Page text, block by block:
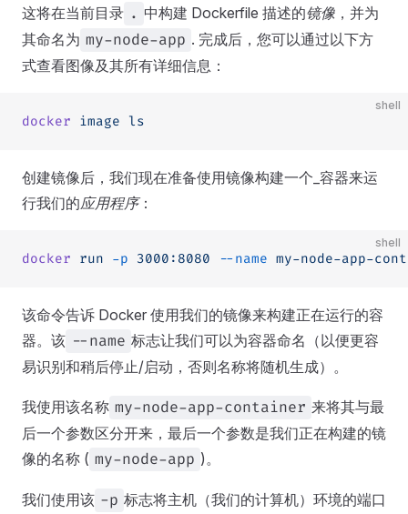
这将在当前目录 . 中构建 Dockerfile 描述的镜像 ，并为
其命名为 my-node-app . 完成后，您可以通过以下方
式查看图像及其所有详细信息：
shell
docker image ls
创建镜像后，我们现在准备使用镜像构建一个_容器来运
行我们的应用程序：
shell
docker run -p 3000:8080 --name my-node-app-
该命令告诉 Docker 使用我们的镜像来构建正在运行的容
器。该 --name 标志让我们可以为容器命名（以便更容
易识别和稍后停止/启动，否则名称将随机生成）。
我使用该名称 my-node-app-container 来将其与最
后一个参数区分开来，最后一个参数是我们正在构建的镜
像的名称 ( my-node-app )。
我们使用该 -p 标志将主机（我们的计算机）环境的端口